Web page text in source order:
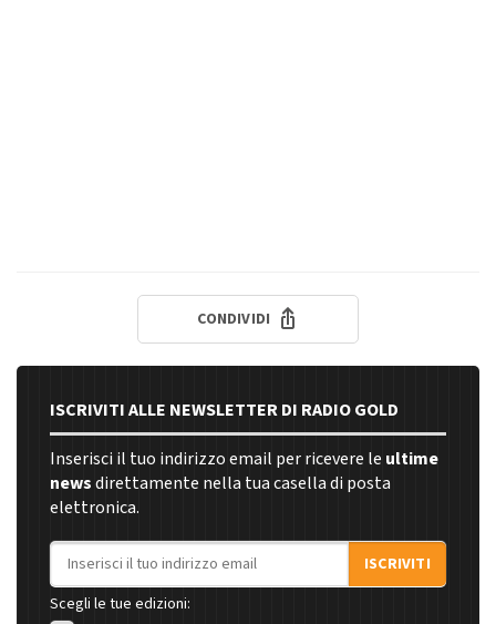
CONDIVIDI
ISCRIVITI ALLE NEWSLETTER DI RADIO GOLD
Inserisci il tuo indirizzo email per ricevere le ultime
newsdirettamente nella tua casella di posta
elettronica.
Indirizzo email
ISCRIVITI
Scegli le tue edizioni: